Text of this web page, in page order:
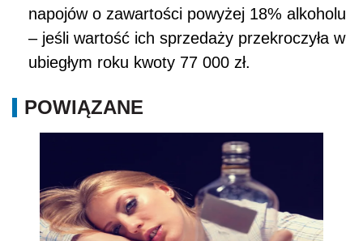
napojów o zawartości powyżej 18% alkoholu
– jeśli wartość ich sprzedaży przekroczyła w
ubiegłym roku kwoty 77 000 zł.
POWIĄZANE